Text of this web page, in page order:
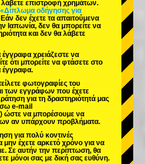
λάβετε επιστροφή χρημάτων.
«Δίπλωμα οδήγησης για
δεν έχετε τα απαιτούμενα
Ιαπωνία, δεν θα μπορείτε να
και δεν θα λάβετε
χρειάζεστε να
ότι μπορείτε να φτάσετε στο
έγγραφα.
φωτογραφίες του
των εγγράφων που έχετε
για τη δραστηριότητά μας
e-mail
) ώστε να μπορέσουμε να
αν υπάρχουν προβλήματα.
για πολύ κοντινές
μην έχετε αρκετό χρόνο για να
Σε αυτήν την περίπτωση, θα
μόνοι σας με δική σας ευθύνη.